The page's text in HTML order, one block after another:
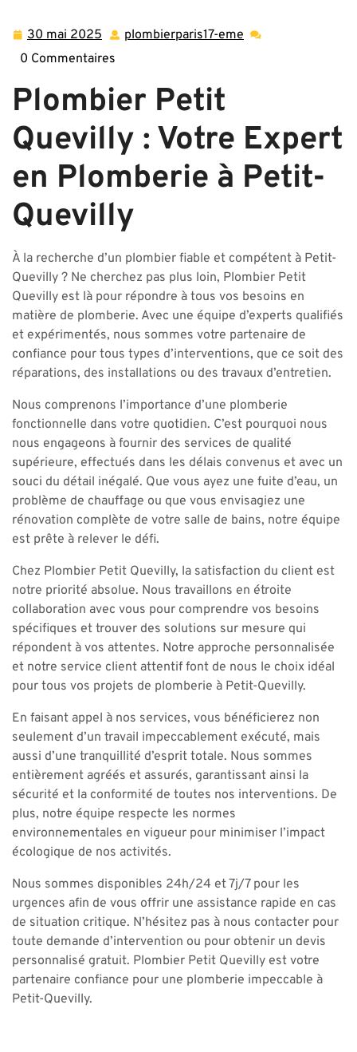
30 mai 2025 30
mai
plombierparis17-eme plombierparis17-
0 Commentaires
Plombier Petit
Quevilly : Votre Expert
en Plomberie à Petit-
Quevilly
À la recherche d’un plombier fiable et compétent à Petit-
Quevilly ? Ne cherchez pas plus loin, Plombier Petit
Quevilly est là pour répondre à tous vos besoins en
matière de plomberie. Avec une équipe d’experts qualifiés
et expérimentés, nous sommes votre partenaire de
confiance pour tous types d’interventions, que ce soit des
réparations, des installations ou des travaux d’entretien.
Nous comprenons l’importance d’une plomberie
fonctionnelle dans votre quotidien. C’est pourquoi nous
nous engageons à fournir des services de qualité
supérieure, effectués dans les délais convenus et avec un
souci du détail inégalé. Que vous ayez une fuite d’eau, un
problème de chauffage ou que vous envisagiez une
rénovation complète de votre salle de bains, notre équipe
est prête à relever le défi.
Chez Plombier Petit Quevilly, la satisfaction du client est
notre priorité absolue. Nous travaillons en étroite
collaboration avec vous pour comprendre vos besoins
spécifiques et trouver des solutions sur mesure qui
répondent à vos attentes. Notre approche personnalisée
et notre service client attentif font de nous le choix idéal
pour tous vos projets de plomberie à Petit-Quevilly.
En faisant appel à nos services, vous bénéficierez non
seulement d’un travail impeccablement exécuté, mais
aussi d’une tranquillité d’esprit totale. Nous sommes
entièrement agréés et assurés, garantissant ainsi la
sécurité et la conformité de toutes nos interventions. De
plus, notre équipe respecte les normes
environnementales en vigueur pour minimiser l’impact
écologique de nos activités.
Nous sommes disponibles 24h/24 et 7j/7 pour les
urgences afin de vous offrir une assistance rapide en cas
de situation critique. N’hésitez pas à nous contacter pour
toute demande d’intervention ou pour obtenir un devis
personnalisé gratuit. Plombier Petit Quevilly est votre
partenaire confiance pour une plomberie impeccable à
Petit-Quevilly.